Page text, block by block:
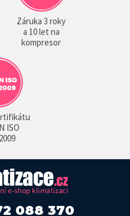
Záruka 3 roky
a 10 let na
kompresor
ISO
088 370